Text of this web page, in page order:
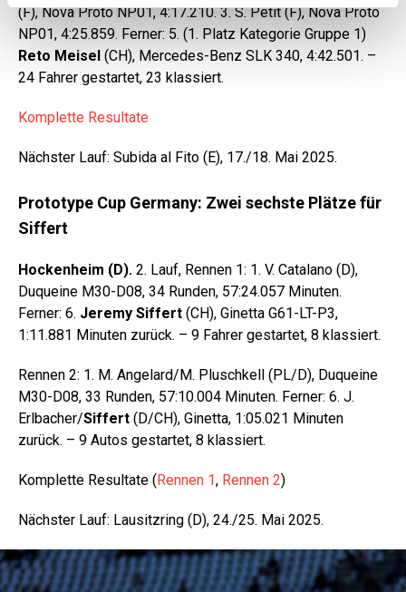
(F), Nova Proto NP01, 4:17.210. 3. S. Petit (F), Nova Proto
NP01, 4:25.859. Ferner: 5. (1. Platz Kategorie Gruppe 1)
Reto Meisel (CH), Mercedes-Benz SLK 340, 4:42.501. –
24 Fahrer gestartet, 23 klassiert.
Komplette Resultate
Nächster Lauf: Subida al Fito (E), 17./18. Mai 2025.
Prototype Cup Germany: Zwei sechste Plätze für
Siffert
Hockenheim (D). 2. Lauf, Rennen 1: 1. V. Catalano (D),
Duqueine M30-D08, 34 Runden, 57:24.057 Minuten.
Ferner: 6. Jeremy Siffert (CH), Ginetta G61-LT-P3,
1:11.881 Minuten zurück. – 9 Fahrer gestartet, 8 klassiert.
Rennen 2: 1. M. Angelard/M. Pluschkell (PL/D), Duqueine
M30-D08, 33 Runden, 57:10.004 Minuten. Ferner: 6. J.
Erlbacher/Siffert (D/CH), Ginetta, 1:05.021 Minuten
zurück. – 9 Autos gestartet, 8 klassiert.
Komplette Resultate (Rennen 1, Rennen 2)
Nächster Lauf: Lausitzring (D), 24./25. Mai 2025.